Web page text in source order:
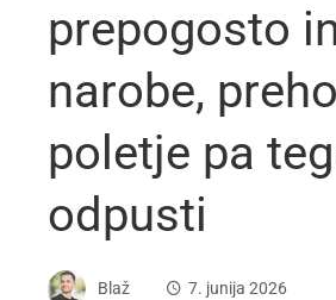
prepogosto
narobe,
poletje pa
odpusti
Blaž 7. junija 2026